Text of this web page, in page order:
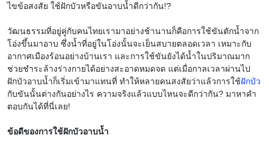
ไขข้อสงสัย ใช้ฝักบัวหรือขันอาบน้ำดีกว่ากัน!?
วัฒนธรรมที่อยู่คู่กับคนไทยเรามาอย่างช้านานก็คือการใช้ขันตักน้ำจาก
โอ่งขึ้นมาอาบ ซึ่งน้ำที่อยู่ในโอ่งนั้นจะเย็นสบายตลอดเวลา เหมาะกับ
อากาศเมืองร้อนอย่างบ้านเรา และการใช้ขันยังได้น้ำในปริมาณมาก
ช่วยชำระล้างร่างกายได้อย่างสะอาดหมดจด แต่เมื่อกาลเวลาผ่านไป
ฝักบัวอาบน้ำก็เริ่มเข้ามาแทนที่ ทำให้หลายคนสงสัยว่าแล้วการใช้ฝักบัว
กับขันนั้นต่างกันอย่างไร ความจริงแล้วแบบไหนจะดีกว่ากัน? มาหาคำ
ตอบกันได้ที่นี่เลย!
ข้อดีของการใช้ฝักบัวอาบน้ำ